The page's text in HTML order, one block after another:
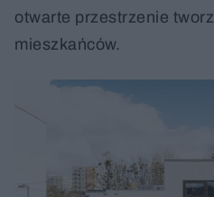
otwarte przestrzenie
mieszkańców.